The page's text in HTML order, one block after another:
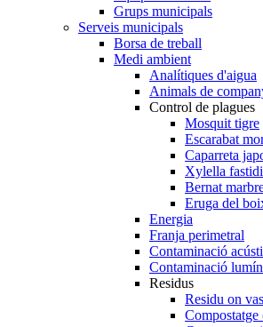
Grups municipals
Serveis municipals
Borsa de treball
Medi ambient
Analítiques d'aigua
Animals de
Control de plagues
Mosquit tigre
Escarabat
Caparreta
Xylella
Bernat
Eruga del
Energia
Franja perimetral
Contaminació
Contaminació
Residus
Residu on vas
Compostatge